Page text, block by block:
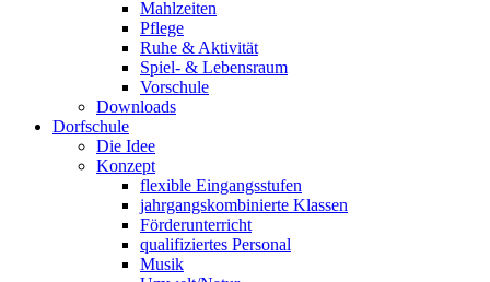
Mahlzeiten
Pflege
Ruhe & Aktivität
Spiel- & Lebensraum
Vorschule
Downloads
Dorfschule
Die Idee
Konzept
flexible Eingangsstufen
jahrgangskombinierte Klassen
Förderunterricht
qualifiziertes Personal
Musik